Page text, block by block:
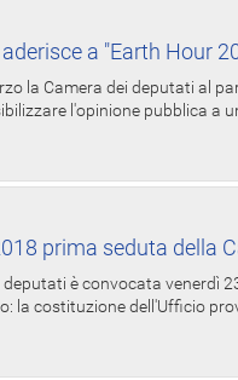
a "Earth Hour
la Camera dei deputati al
l'opinione pubblica a
prima seduta della
deputati è convocata venerdì
la costituzione dell'Ufficio